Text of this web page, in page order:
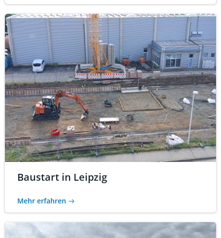
Baustart in Leipzig
Mehr erfahren